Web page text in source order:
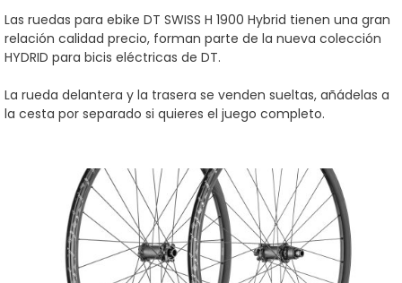
Las ruedas para ebike DT SWISS H 1900 Hybrid tienen una gran
relación calidad precio, forman parte de la nueva colección
HYDRID para bicis eléctricas de DT.
La rueda delantera y la trasera se venden sueltas, añádelas a
la cesta por separado si quieres el juego completo.